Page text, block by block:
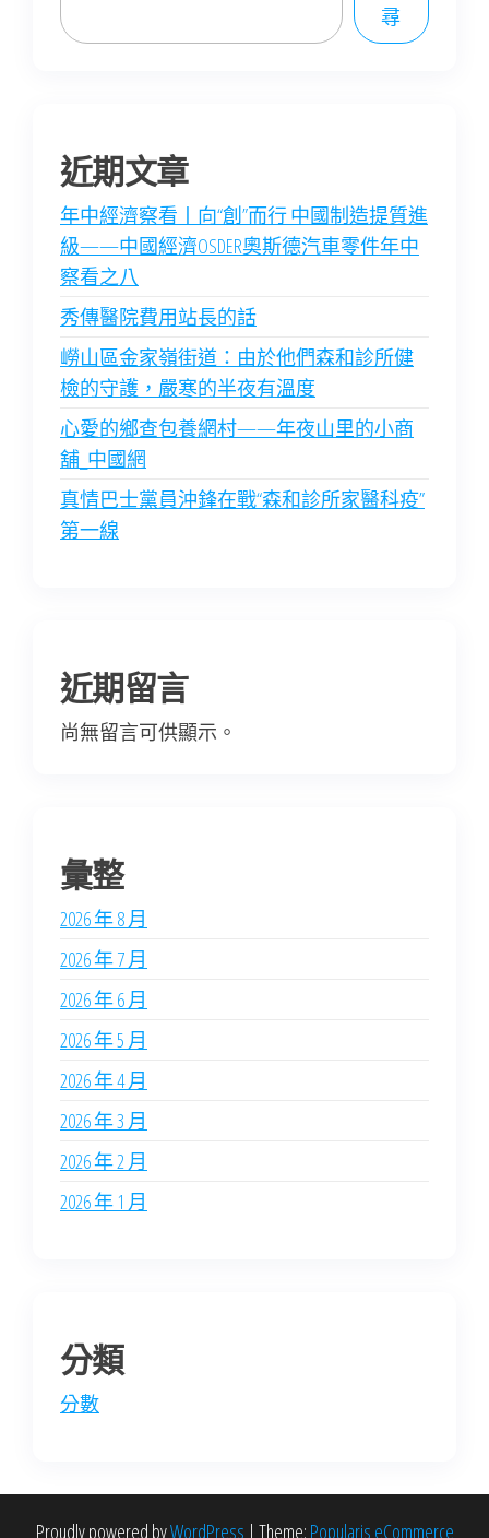
尋
近期文章
年中經濟察看丨向“創”而行 中國制造提質進
級——中國經濟OSDER奧斯德汽車零件年中
察看之八
秀傳醫院費用站長的話
嶗山區金家嶺街道：由於他們森和診所健
檢的守護，嚴寒的半夜有溫度
心愛的鄉查包養網村——年夜山里的小商
舖_中國網
真情巴士黨員沖鋒在戰“森和診所家醫科疫”
第一線
近期留言
尚無留言可供顯示。
彙整
2026 年 8 月
2026 年 7 月
2026 年 6 月
2026 年 5 月
2026 年 4 月
2026 年 3 月
2026 年 2 月
2026 年 1 月
分類
分數
Proudly powered byWordPress | Theme: Popularis eCommerce